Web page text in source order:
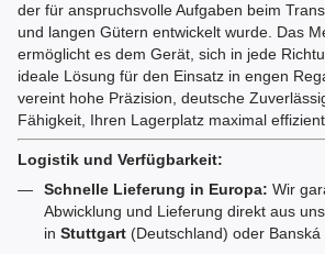
der für anspruchsvolle Aufgaben beim
und langen Gütern entwickelt wurde. Das
ermöglicht es dem Gerät, sich in jede
ideale Lösung für den Einsatz in engen
vereint hohe Präzision, deutsche
Fähigkeit, Ihren Lagerplatz maximal
Logistik und Verfügbarkeit:
Schnelle Lieferung in Europa: Wir
Abwicklung und Lieferung direkt aus
in Stuttgart (Deutschland) oder Banská